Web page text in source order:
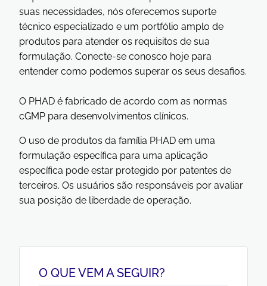
suas necessidades, nós oferecemos suporte
técnico especializado e um portfólio amplo de
produtos para atender os requisitos de sua
formulação. Conecte-se conosco hoje para
entender como podemos superar os seus desafios.
O PHAD é fabricado de acordo com as normas
cGMP para desenvolvimentos clínicos.
O uso de produtos da família PHAD em uma
formulação específica para uma aplicação
específica pode estar protegido por patentes de
terceiros. Os usuários são responsáveis por avaliar
sua posição de liberdade de operação.
O QUE VEM A SEGUIR?